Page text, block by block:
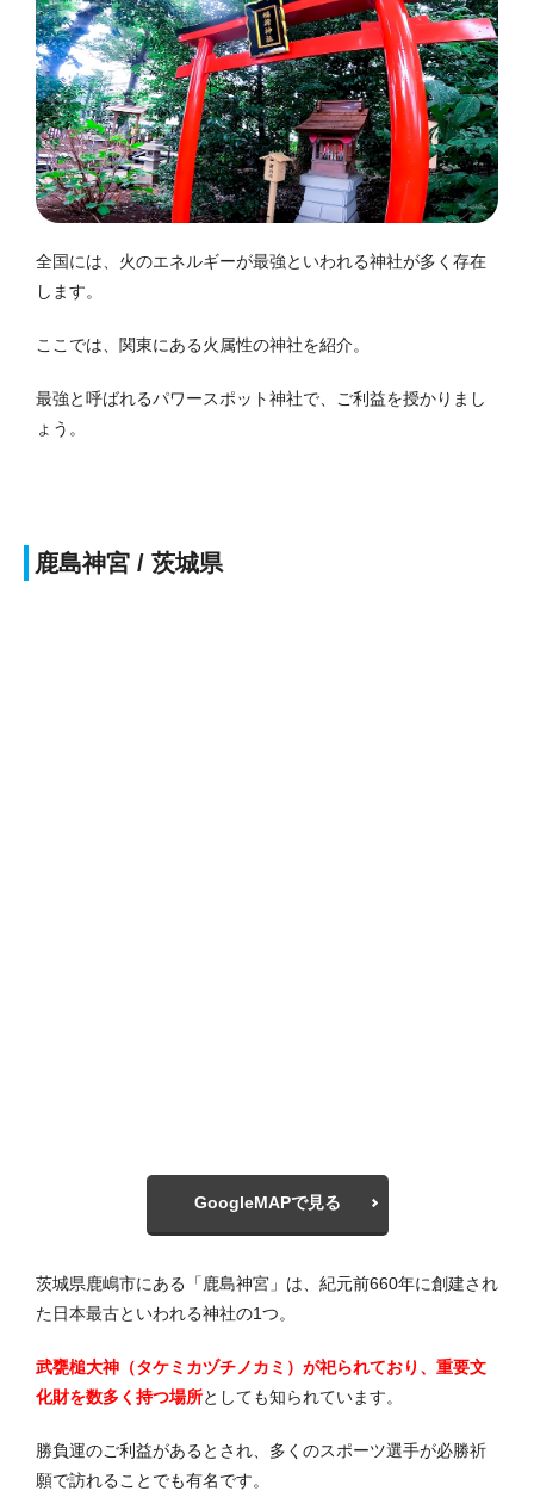
全国には、火のエネルギーが最強といわれる神社が多く存在
します。
ここでは、関東にある火属性の神社を紹介。
最強と呼ばれるパワースポット神社で、ご利益を授かりまし
ょう。
鹿島神宮 / 茨城県
GoogleMAPで見る
茨城県鹿嶋市にある「鹿島神宮」は、紀元前660年に創建され
た日本最古といわれる神社の1つ。
武甕槌大神（タケミカヅチノカミ）が祀られており、重要文
化財を数多く持つ場所としても知られています。
勝負運のご利益があるとされ、多くのスポーツ選手が必勝祈
願で訪れることでも有名です。